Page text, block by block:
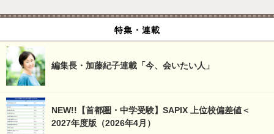
特集・連載
編集長・加藤紀子連載「今、会いたい人」
NEW!!【首都圏・中学受験】SAPIX 上位校偏差値＜
2027年度版（2026年4月）